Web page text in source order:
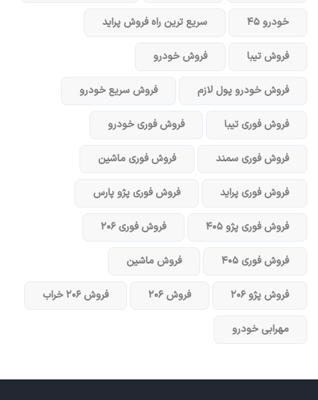
خودرو ۴۵ سریع ترین راه فروش پراید
فروش تیبا فروش خودرو
فروش خودرو پول لازم فروش سریع خودرو
فروش فوری تیبا فروش فوری خودرو
فروش فوری سمند فروش فوری ماشین
فروش فوری پراید فروش فوری پژو پارس
فروش فوری پژو ۴۰۵ فروش فوری ۲۰۶
فروش فوری ۴۰۵ فروش ماشین
فروش پژو ۲۰۶ فروش ۲۰۶ فروش ۲۰۶ خراب
مهرابی خودرو